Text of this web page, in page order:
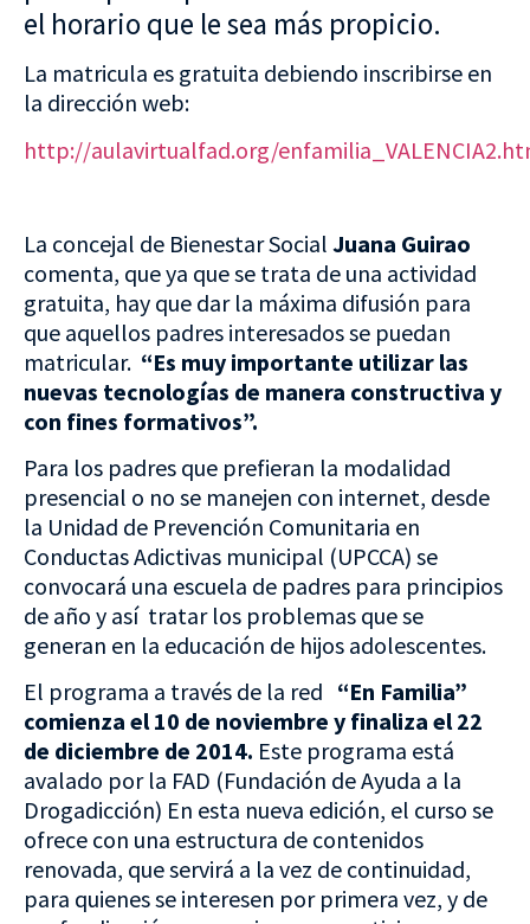
el horario que le sea más propicio.
La matricula es gratuita debiendo inscribirse en
la dirección web:
http://aulavirtualfad.org/
La concejal de Bienestar Social Juana Guirao
comenta, que ya que se trata de una actividad
gratuita, hay que dar la máxima difusión para
que aquellos padres interesados se puedan
matricular. “Es muy importante utilizar las
nuevas tecnologías de manera constructiva y
con fines formativos”.
Para los padres que prefieran la modalidad
presencial o no se manejen con internet, desde
la Unidad de Prevención Comunitaria en
Conductas Adictivas municipal (UPCCA) se
convocará una escuela de padres para principios
de año y así tratar los problemas que se
generan en la educación de hijos adolescentes.
El programa a través de la red “En Familia”
comienza el 10 de noviembre y finaliza el 22
de diciembre de 2014. Este programa está
avalado por la FAD (Fundación de Ayuda a la
Drogadicción) En esta nueva edición, el curso se
ofrece con una estructura de contenidos
renovada, que servirá a la vez de continuidad,
para quienes se interesen por primera vez, y de